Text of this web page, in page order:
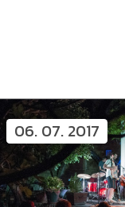
06. 07. 2017